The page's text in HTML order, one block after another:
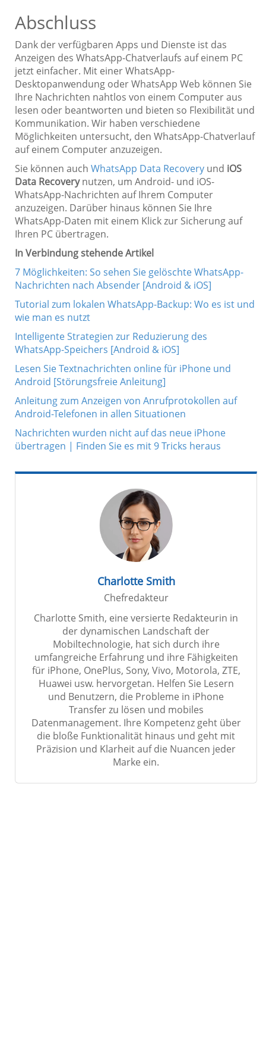
Abschluss
Dank der verfügbaren Apps und Dienste ist das
Anzeigen des WhatsApp-Chatverlaufs auf einem PC
jetzt einfacher. Mit einer WhatsApp-
Desktopanwendung oder WhatsApp Web können Sie
Ihre Nachrichten nahtlos von einem Computer aus
lesen oder beantworten und bieten so Flexibilität und
Kommunikation. Wir haben verschiedene
Möglichkeiten untersucht, den WhatsApp-Chatverlauf
auf einem Computer anzuzeigen.
Sie können auch WhatsApp Data Recovery und iOS
Data Recoverynutzen, um Android- und iOS-
WhatsApp-Nachrichten auf Ihrem Computer
anzuzeigen. Darüber hinaus können Sie Ihre
WhatsApp-Daten mit einem Klick zur Sicherung auf
Ihren PC übertragen.
In Verbindung stehende Artikel
7 Möglichkeiten: So sehen Sie gelöschte WhatsApp-
Nachrichten nach Absender [Android & iOS]
Tutorial zum lokalen WhatsApp-Backup: Wo es ist und
wie man es nutzt
Intelligente Strategien zur Reduzierung des
WhatsApp-Speichers [Android & iOS]
Lesen Sie Textnachrichten online für iPhone und
Android [Störungsfreie Anleitung]
Anleitung zum Anzeigen von Anrufprotokollen auf
Android-Telefonen in allen Situationen
Nachrichten wurden nicht auf das neue iPhone
übertragen | Finden Sie es mit 9 Tricks heraus
Charlotte Smith
Chefredakteur
Charlotte Smith, eine versierte Redakteurin in
der dynamischen Landschaft der
Mobiltechnologie, hat sich durch ihre
umfangreiche Erfahrung und ihre Fähigkeiten
für iPhone, OnePlus, Sony, Vivo, Motorola, ZTE,
Huawei usw. hervorgetan. Helfen Sie Lesern
und Benutzern, die Probleme in iPhone
Transfer zu lösen und mobiles
Datenmanagement. Ihre Kompetenz geht über
die bloße Funktionalität hinaus und geht mit
Präzision und Klarheit auf die Nuancen jeder
Marke ein.